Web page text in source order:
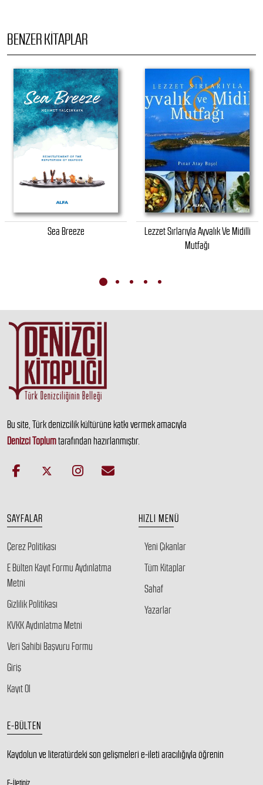
BENZER KITAPLAR
Sea Breeze
Lezzet Sırlarıyla Ayvalık Ve Midilli
Mutfağı
Bu site, Türk denizcilik kültürüne katkı vermek amacıyla
Denizci Toplumtarafından hazırlanmıştır.
SAYFALAR
Çerez Politikası
E Bülten Kayıt Formu Aydınlatma
Metni
Gizlilik Politikası
KVKK Aydınlatma Metni
Veri Sahibi Başvuru Formu
Giriş
Kayıt Ol
HIZLI MENÜ
Yeni Çıkanlar
Tüm Kitaplar
Sahaf
Yazarlar
E-BÜLTEN
Kaydolun ve literatürdeki son gelişmeleri e-ileti aracılığıyla öğrenin